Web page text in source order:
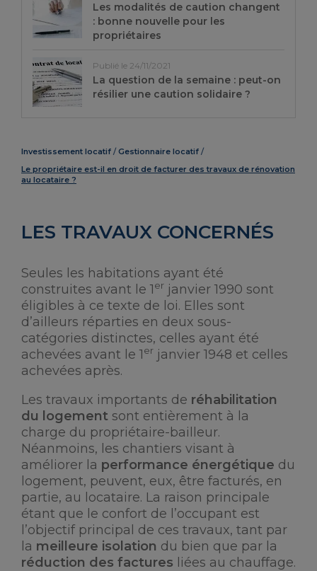
Investissement locatif
Gestionnaire locatif
Le propriétaire est-il en droit de facturer des travaux de rénovation
au locataire ?
LES TRAVAUX CONCERNÉS
Seules les habitations ayant été
construites avant le 1er janvier 1990 sont
éligibles à ce texte de loi. Elles sont
d’ailleurs réparties en deux sous-
catégories distinctes, celles ayant été
achevées avant le 1er janvier 1948 et celles
achevées après.
Les travaux importants de réhabilitation
du logement sont entièrement à la
charge du propriétaire-bailleur.
Néanmoins, les chantiers visant à
améliorer la performance énergétique du
logement, peuvent, eux, être facturés, en
partie, au locataire. La raison principale
étant que le confort de l’occupant est
l’objectif principal de ces travaux, tant par
la meilleure isolation du bien que par la
réduction des factures liées au chauffage.
Les modalités de caution changent
: bonne nouvelle pour les
propriétaires
Publié le 24/11/2021
La question de la semaine : peut-on
résilier une caution solidaire ?